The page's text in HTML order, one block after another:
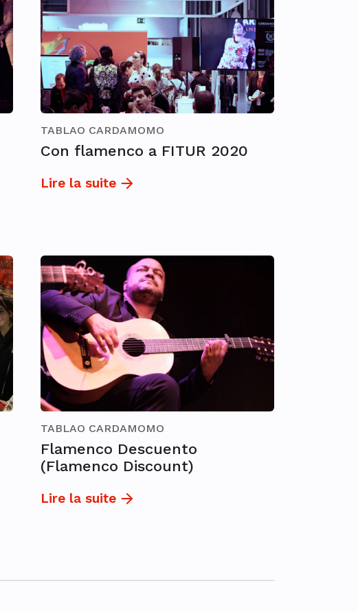
TABLAO CARDAMOMO
Con flamenco a FITUR 2020
Lire la suite
TABLAO CARDAMOMO
Flamenco Descuento
(Flamenco Discount)
Lire la suite